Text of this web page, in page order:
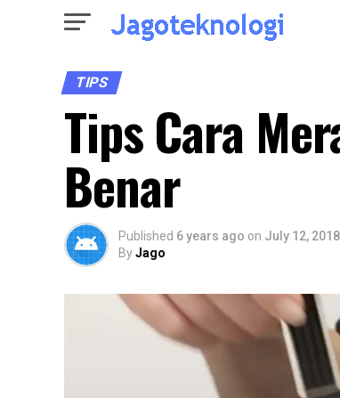
TIPS
Tips Cara
Benar
Published 6 years ago on July 12, 2018
ByJago